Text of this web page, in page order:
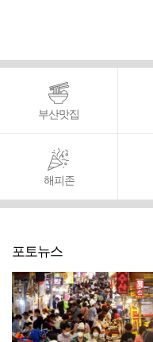
부산맛집
해피존
포토뉴스